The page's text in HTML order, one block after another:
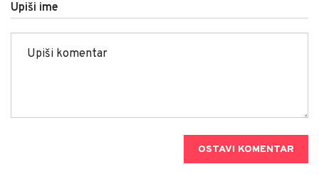
Upiši ime
OSTAVI KOMENTAR